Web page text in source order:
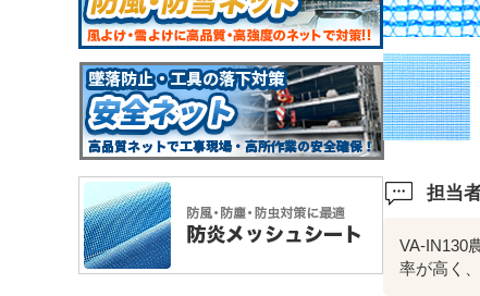
担当
VA-IN130
率が高く